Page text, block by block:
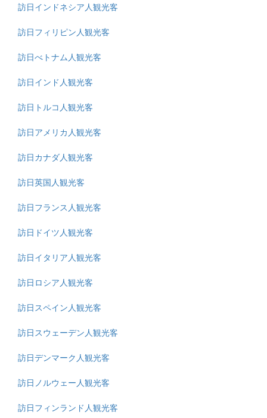
訪日インドネシア人観光客
訪日フィリピン人観光客
訪日べトナム人観光客
訪日インド人観光客
訪日トルコ人観光客
訪日アメリカ人観光客
訪日カナダ人観光客
訪日英国人観光客
訪日フランス人観光客
訪日ドイツ人観光客
訪日イタリア人観光客
訪日ロシア人観光客
訪日スペイン人観光客
訪日スウェーデン人観光客
訪日デンマーク人観光客
訪日ノルウェー人観光客
訪日フィンランド人観光客